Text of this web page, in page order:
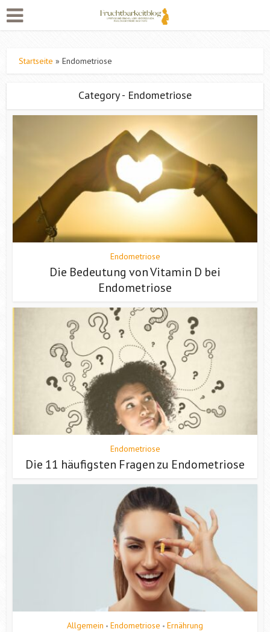
Startseite »Endometriose
Category - Endometriose
Endometriose
Die Bedeutung von Vitamin D bei
Endometriose
Endometriose
Die 11 häufigsten Fragen zu Endometriose
Allgemein • Endometriose • Ernährung